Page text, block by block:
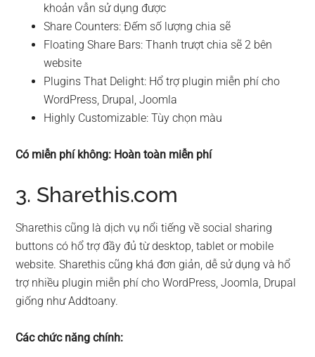
khoản vẫn sử dụng được
Share Counters: Đếm số lượng chia sẽ
Floating Share Bars: Thanh trượt chia sẽ 2 bên
website
Plugins That Delight: Hổ trợ plugin miễn phí cho
WordPress, Drupal, Joomla
Highly Customizable: Tùy chọn màu
Có miễn phí không: Hoàn toàn miễn phí
3. Sharethis.com
Sharethis cũng là dịch vụ nổi tiếng về social sharing
buttons có hổ trợ đầy đủ từ desktop, tablet or mobile
website. Sharethis cũng khá đơn giản, dễ sử dụng và hổ
trợ nhiều plugin miễn phí cho WordPress, Joomla, Drupal
giống như Addtoany.
Các chức năng chính: